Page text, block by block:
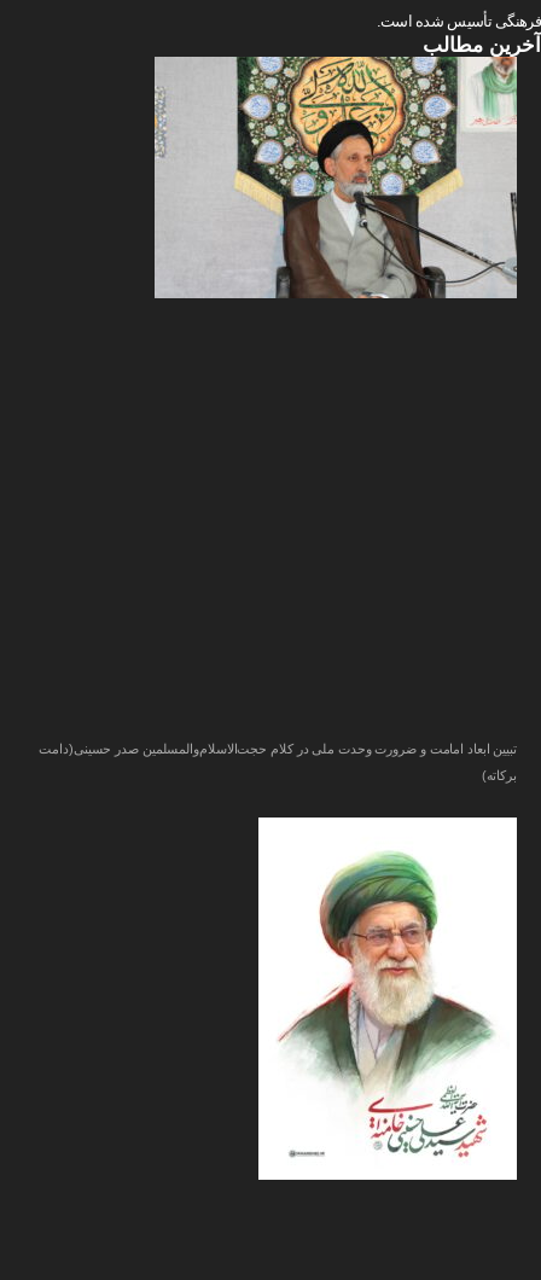
فرهنگی تأسیس شده است.
آخرین مطالب
تبیین ابعاد امامت و ضرورت وحدت ملی در کلام حجت‌الاسلام‌والمسلمین صدر حسینی(دامت‌
برکاته)